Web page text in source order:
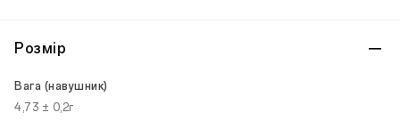
Розмір
Вага (навушник)
4,73 ± 0,2г